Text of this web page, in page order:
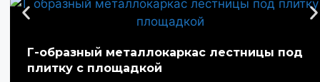
Г-образный металлокаркас лестницы под
плитку с площадкой